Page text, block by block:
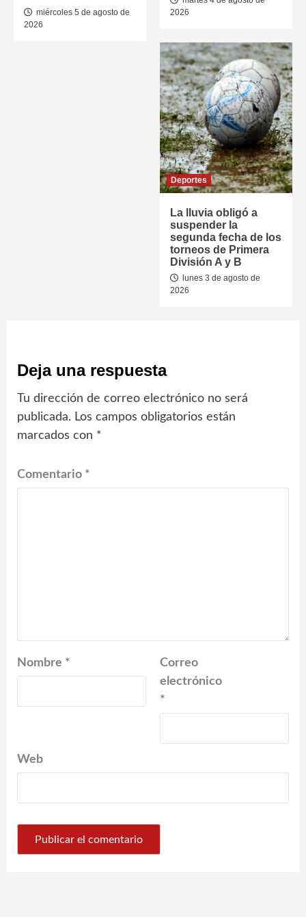
miércoles 5 de agosto de
2026
2026
Deportes
La lluvia obligó a
suspender la
segunda fecha de los
torneos de Primera
División A y B
lunes 3 de agosto de
2026
Deja una respuesta
Tu dirección de correo electrónico no será
publicada. Los campos obligatorios están
marcados con *
Comentario *
Nombre *
Correo
electrónico
*
Web